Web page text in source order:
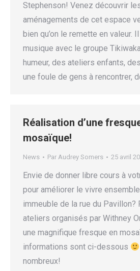
Stephenson! Venez découvrir
aménagements de cet espace
bien qu’on le remette en valeur.
musique avec le groupe
humeur, des ateliers enfants,
une foule de gens à rencontrer,
Réalisation d’une
mosaïque!
News Par Audrey Somers 25 avril
Envie de donner libre cours à
pour améliorer le vivre
immeuble de la rue du Pavillon?
ateliers organisés par Withney
une magnifique fresque en
informations sont ci-dessous
nombreux!